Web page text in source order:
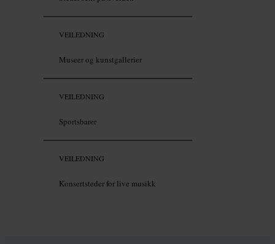
VEILEDNING
Museer og kunstgallerier
VEILEDNING
Sportsbarer
VEILEDNING
Konsertsteder for live musikk